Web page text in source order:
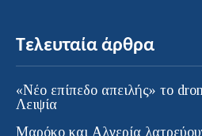
Τελευταία άρθρα
«Νέο επίπεδο απειλής» το
Λειψία
Μαρόκο και Αλγερία